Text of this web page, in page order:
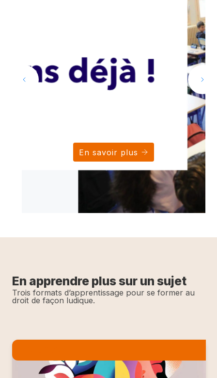
En savoir plus
En apprendre plus sur un sujet
Trois formats d’apprentissage pour se former au
droit de façon ludique.